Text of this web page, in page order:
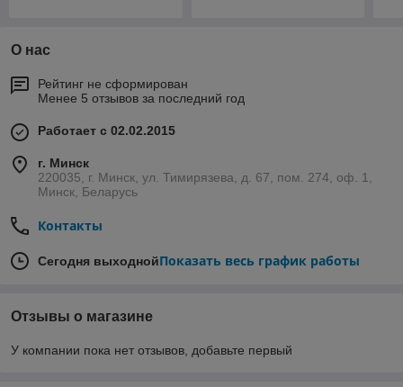
О нас
Рейтинг не сформирован
Менее 5 отзывов за последний год
Работает с 02.02.2015
г. Минск
220035, г. Минск, ул. Тимирязева, д. 67, пом. 274, оф. 1,
Минск, Беларусь
Контакты
Сегодня выходнойПоказать весь график работы
Отзывы о магазине
У компании пока нет отзывов, добавьте первый